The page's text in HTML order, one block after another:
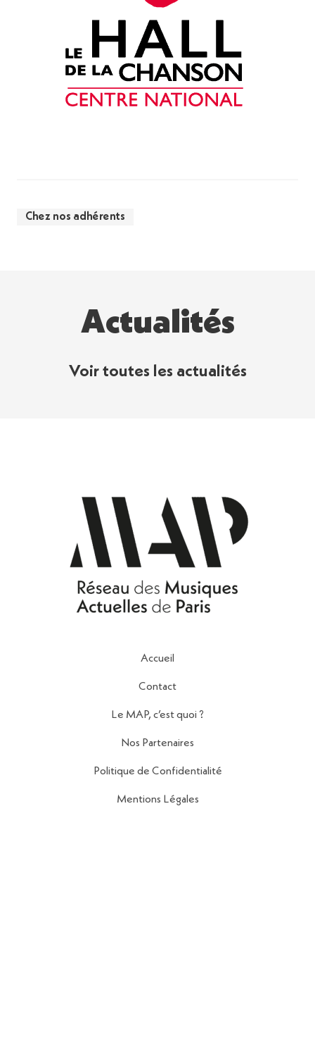
Chez nos adhérents
Actualités
Voir toutes les actualités
Accueil
Contact
Le MAP, c’est quoi ?
Nos Partenaires
Politique de Confidentialité
Mentions Légales